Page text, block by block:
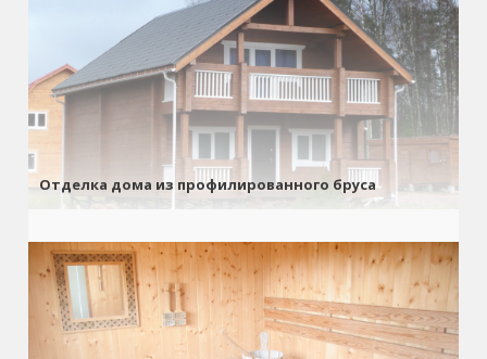
Отделка дома из профилированного бруса